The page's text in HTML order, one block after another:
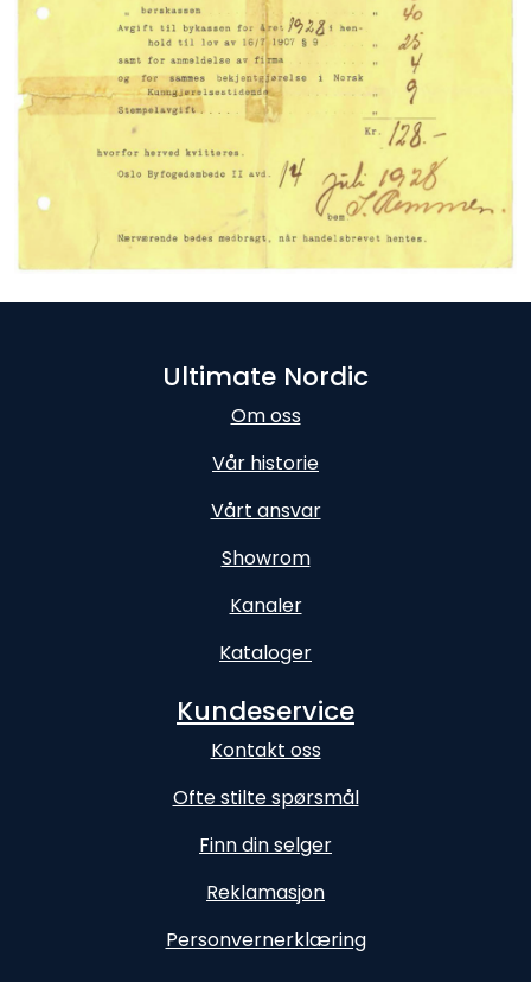
Ultimate Nordic
Om oss
Vår historie
Vårt ansvar
Showrom
Kanaler
Kataloger
Kundeservice
Kontakt oss
Ofte stilte spørsmål
Finn din selger
Reklamasjon
Personvernerklæring